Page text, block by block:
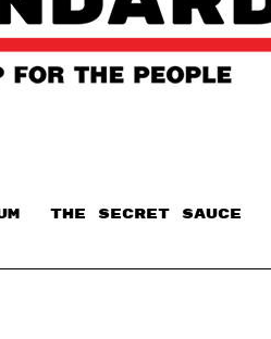
THE SECRET SAUCE​